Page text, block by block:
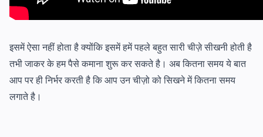
इसमें ऐसा नहीं होता है क्योंकि इसमें हमें पहले बहुत सारी चीज़े सीखनी होती है
तभी जाकर के हम पैसे कमाना शुरू कर सकते है। अब कितना समय ये बात
आप पर ही निर्भर करती है कि आप उन चीज़ो को सिखने में कितना समय
लगाते है।